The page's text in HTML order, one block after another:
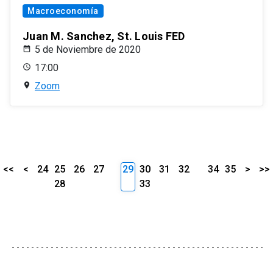
Macroeconomía
Juan M. Sanchez, St. Louis FED
5 de Noviembre de 2020
17:00
Zoom
<< < 24 25 26
27
28
29 30 31
32
33
34 35 > >>